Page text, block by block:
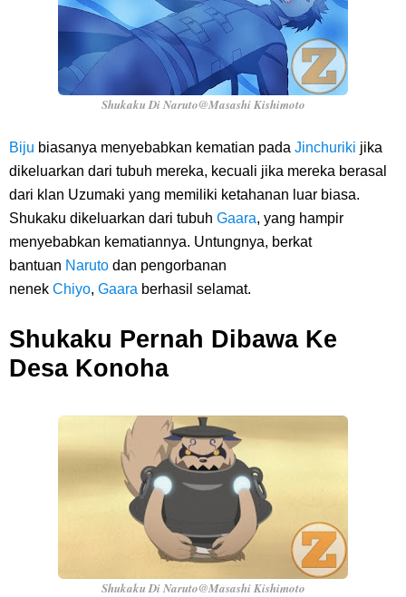
Shukaku Di Naruto@Masashi Kishimoto
Biju biasanya menyebabkan kematian pada Jinchuriki jika
dikeluarkan dari tubuh mereka, kecuali jika mereka berasal
dari klan Uzumaki yang memiliki ketahanan luar biasa.
Shukaku dikeluarkan dari tubuh Gaara, yang hampir
menyebabkan kematiannya. Untungnya, berkat
bantuan Naruto dan pengorbanan
nenek Chiyo, Gaara berhasil selamat.
Shukaku Pernah Dibawa Ke
Desa Konoha
Shukaku Di Naruto@Masashi Kishimoto